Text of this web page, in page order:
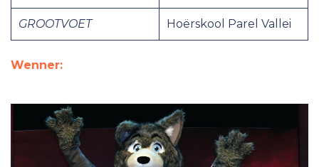
GROOTVOET Hoërskool Parel Vallei
Wenner: